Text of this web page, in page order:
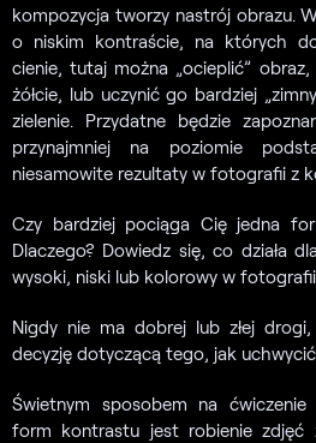
kompozycja tworzy nastrój obrazu.
o niskim kontraście, na których
cienie, tutaj można „ocieplić”
żółcie, lub uczynić go bardziej
zielenie. Przydatne będzie
przynajmniej na poziomie
niesamowite rezultaty w fotografii z
Czy bardziej pociąga Cię jedna
Dlaczego? Dowiedz się, co działa
wysoki, niski lub kolorowy w
Nigdy nie ma dobrej lub złej
decyzję dotyczącą tego, jak
Świetnym sposobem na
form kontrastu jest robienie zdjęć